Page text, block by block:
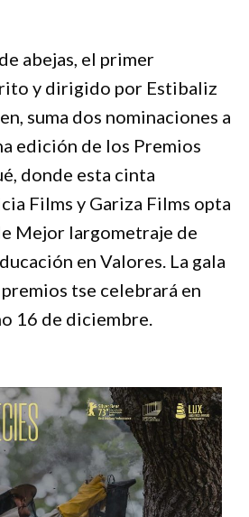
abejas, el primer
y dirigido por Estibaliz
suma dos nominaciones a
edición de los Premios
donde esta cinta
Films y Gariza Films opta
Mejor largometraje de
en Valores. La gala
tse celebrará en
16 de diciembre.